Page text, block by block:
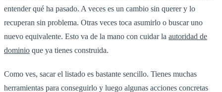
entender qué ha pasado. A veces es un cambio sin querer y lo
recuperan sin problema. Otras veces toca asumirlo o buscar uno
nuevo equivalente. Esto va de la mano con cuidar la autoridad de
dominio que ya tienes construida.
Como ves, sacar el listado es bastante sencillo. Tienes muchas
herramientas para conseguirlo y luego algunas acciones concretas